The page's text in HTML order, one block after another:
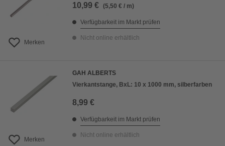
Merken
10,99 € (5,50 € / m)
Verfügbarkeit im Markt prüfen
Nicht online erhältlich
Merken
GAH ALBERTS
Vierkantstange, BxL: 10 x 1000 mm, silberfarben
8,99 €
Verfügbarkeit im Markt prüfen
Nicht online erhältlich